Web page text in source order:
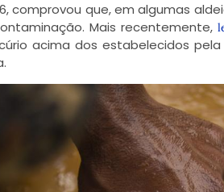
comprovou que, em algumas
Mais recentemente,
acima dos estabelecidos pela